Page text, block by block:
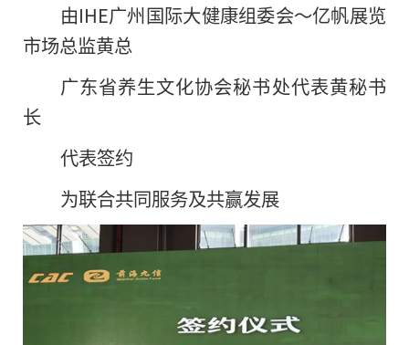
由IHE广州国际大健康组委会～亿帆展览
市场总监黄总
广东省养生文化协会秘书处代表黄秘书
长
代表签约
为联合共同服务及共赢发展